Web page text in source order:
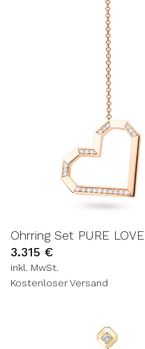
Ohrring Set PURE LOVE
3.315 €
inkl. MwSt.
Kostenloser Versand